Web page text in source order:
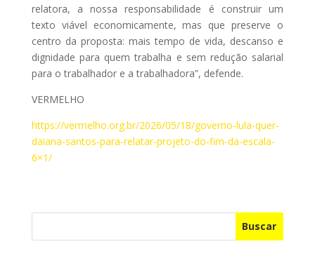
relatora, a nossa responsabilidade é construir um
texto viável economicamente, mas que preserve o
centro da proposta: mais tempo de vida, descanso e
dignidade para quem trabalha e sem redução salarial
para o trabalhador e a trabalhadora”, defende.
VERMELHO
https://vermelho.org.br/2026/05/18/governo-lula-quer-
daiana-santos-para-relatar-projeto-do-fim-da-escala-
6×1/
Buscar